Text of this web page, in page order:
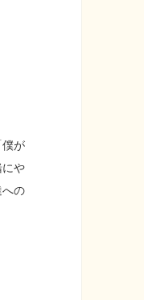
僕が
にや
への